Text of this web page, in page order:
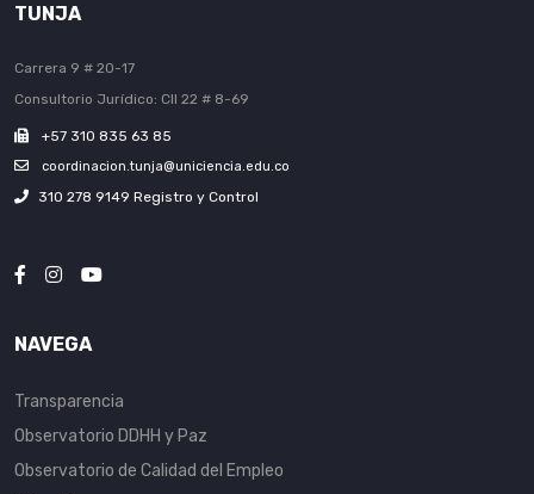
TUNJA
Carrera 9 # 20-17
Consultorio Jurídico: Cll 22 # 8-69
+57 310 835 63 85
coordinacion.tunja@uniciencia.edu.co
310 278 9149 Registro y Control
NAVEGA
Transparencia
Observatorio DDHH y Paz
Observatorio de Calidad del Empleo